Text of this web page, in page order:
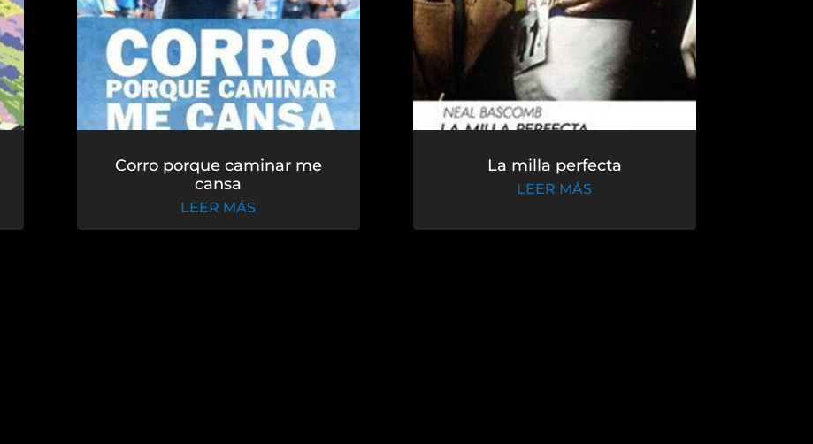
Corro porque caminar me
cansa
LEER MÁS
La milla perfecta
LEER MÁS